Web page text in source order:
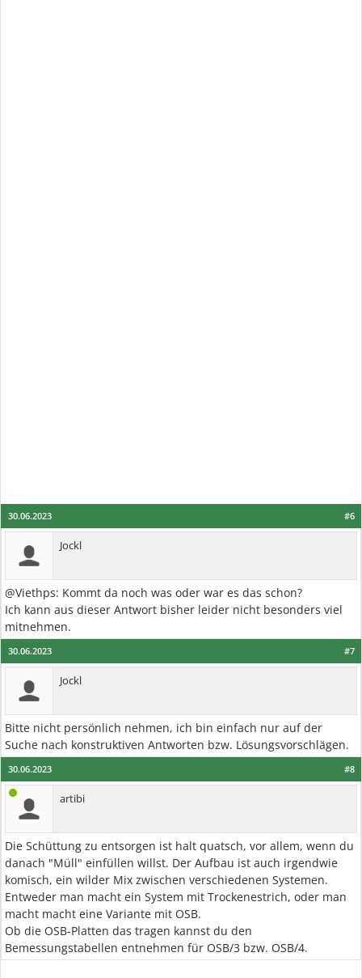
#6
30.06.2023
Jockl
@Viethps: Kommt da noch was oder war es das schon?
Ich kann aus dieser Antwort bisher leider nicht besonders viel
mitnehmen.
#7
30.06.2023
Jockl
Bitte nicht persönlich nehmen, ich bin einfach nur auf der
Suche nach konstruktiven Antworten bzw. Lösungsvorschlägen.
#8
30.06.2023
artibi
Die Schüttung zu entsorgen ist halt quatsch, vor allem, wenn du
danach "Müll" einfüllen willst. Der Aufbau ist auch irgendwie
komisch, ein wilder Mix zwischen verschiedenen Systemen.
Entweder man macht ein System mit Trockenestrich, oder man
macht macht eine Variante mit OSB.
Ob die OSB-Platten das tragen kannst du den
Bemessungstabellen entnehmen für OSB/3 bzw. OSB/4.